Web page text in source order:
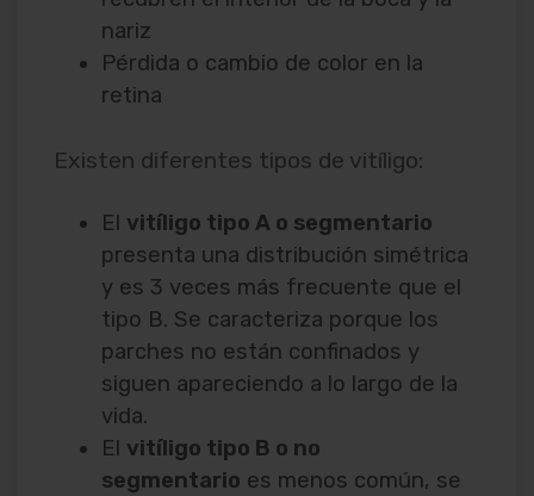
nariz
Pérdida o cambio de color en la
retina
Existen diferentes tipos de vitíligo:
El vitíligo tipo A o segmentario
presenta una distribución simétrica
y es 3 veces más frecuente que el
tipo B. Se caracteriza porque los
parches no están confinados y
siguen apareciendo a lo largo de la
vida.
El vitíligo tipo B o no
segmentario es menos común, se